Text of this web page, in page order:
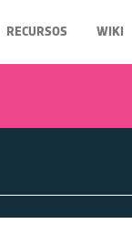
RECURSOS WIKI